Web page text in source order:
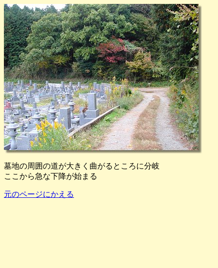
墓地の周囲の道が大きく曲がるところに分岐
ここから急な下降が始まる
元のページにかえる